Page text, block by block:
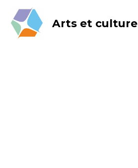
content
Arts et culture